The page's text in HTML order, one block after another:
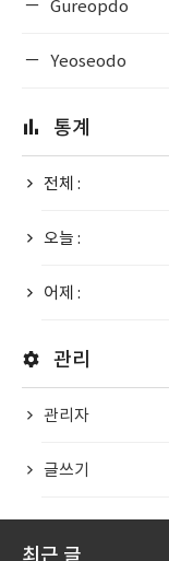
Gureopdo
Yeoseodo
통계
전체 :
오늘 :
어제 :
관리
관리자
글쓰기
최근 글